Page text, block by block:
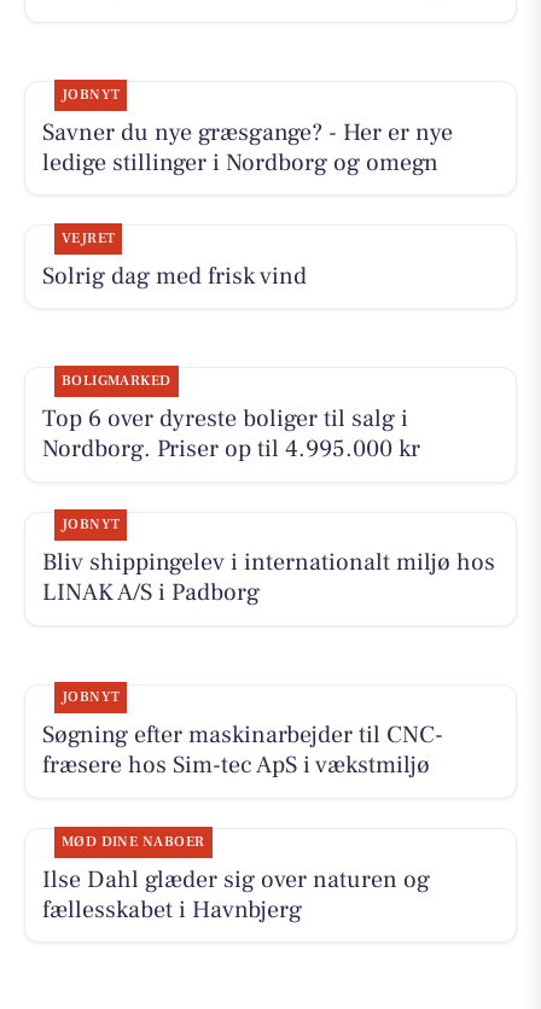
JOBNYT
Savner du nye græsgange? - Her er nye
ledige stillinger i Nordborg og omegn
VEJRET
Solrig dag med frisk vind
BOLIGMARKED
Top 6 over dyreste boliger til salg i
Nordborg. Priser op til 4.995.000 kr
JOBNYT
Bliv shippingelev i internationalt miljø hos
LINAK A/S i Padborg
JOBNYT
Søgning efter maskinarbejder til CNC-
fræsere hos Sim-tec ApS i vækstmiljø
MØD DINE NABOER
Ilse Dahl glæder sig over naturen og
fællesskabet i Havnbjerg